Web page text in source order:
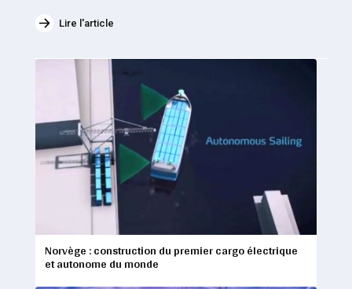
Lire l'article
Norvège : construction du premier cargo électrique
et autonome du monde